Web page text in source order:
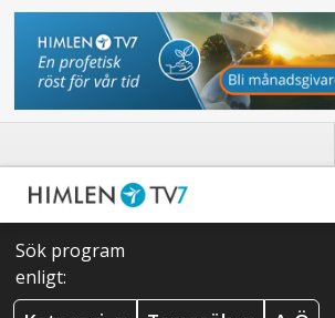
Sök program
enligt: